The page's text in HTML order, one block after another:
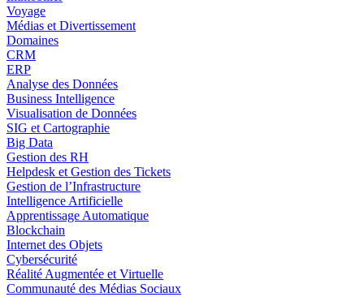
Voyage
Médias et Divertissement
Domaines
CRM
ERP
Analyse des Données
Business Intelligence
Visualisation de Données
SIG et Cartographie
Big Data
Gestion des RH
Helpdesk et Gestion des Tickets
Gestion de l’Infrastructure
Intelligence Artificielle
Apprentissage Automatique
Blockchain
Internet des Objets
Cybersécurité
Réalité Augmentée et Virtuelle
Communauté des Médias Sociaux